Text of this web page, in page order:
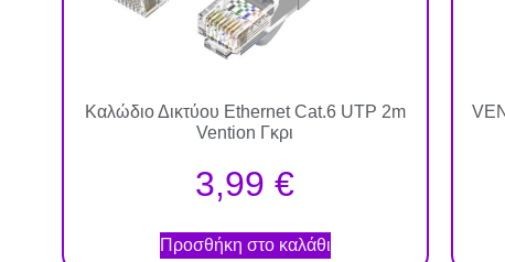
Καλώδιο Δικτύου Ethernet Cat.6 UTP 2m
Vention Γκρι
3,99€
Προσθήκη στο καλάθι